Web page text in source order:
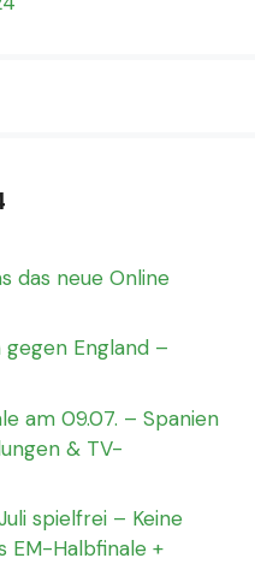
das neue Online
gegen England –
am 09.07. – Spanien
& TV-
spielfrei – Keine
EM-Halbfinale +